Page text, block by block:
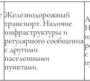
Железнодорожный
транспорт. Наличие
инфраструктуры и
регулярного сообщения
с другими
населенными
пунктами.